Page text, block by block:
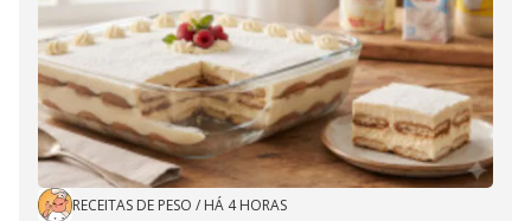
RECEITAS DE PESO / HÁ 4 HORAS